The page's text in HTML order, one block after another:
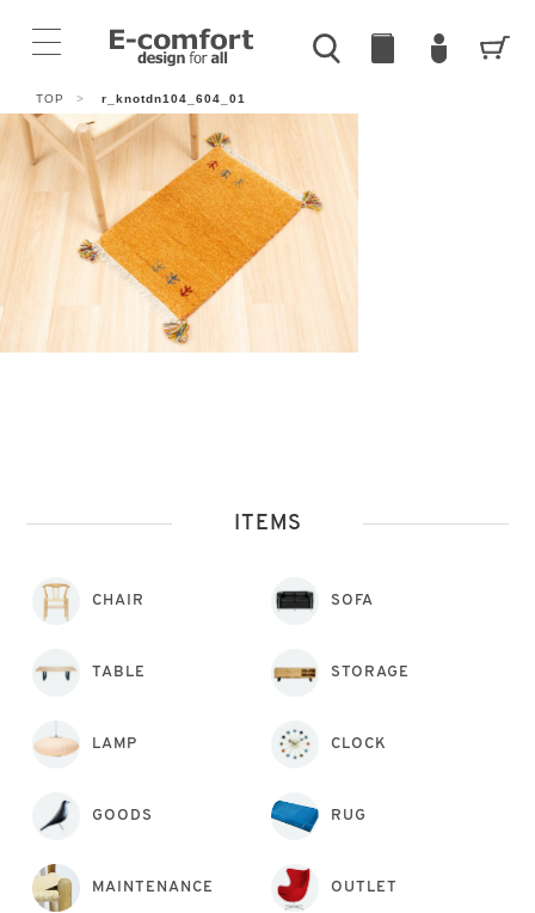
TOP > r_knotdn104_604_01
ITEMS
CHAIR SOFA
TABLE STORAGE
LAMP CLOCK
GOODS RUG
MAINTENANCE OUTLET